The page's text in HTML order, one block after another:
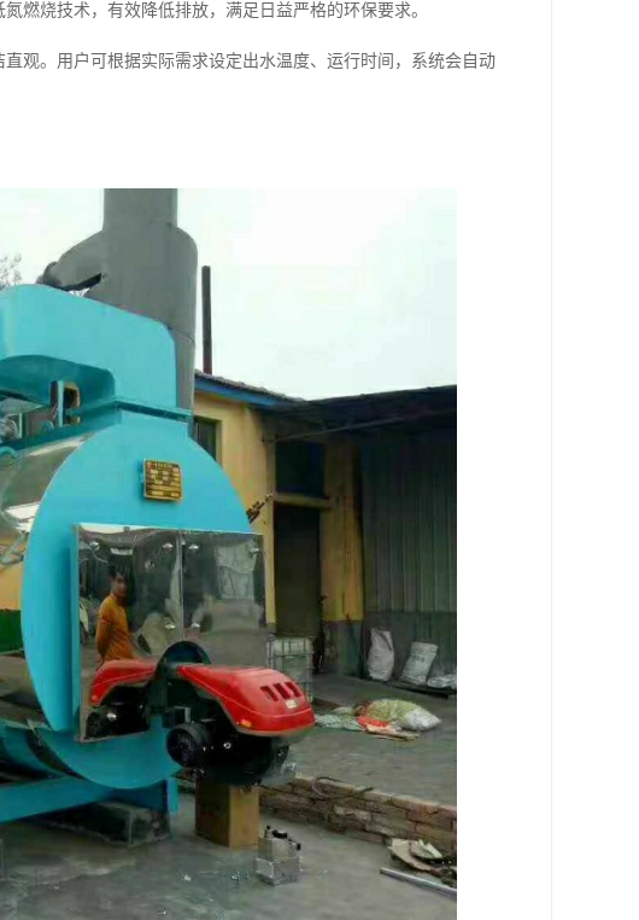
燃烧技术，有效降低排放，满足日益严格的环保要求。
观。用户可根据实际需求设定出水温度、运行时间，系统会自动